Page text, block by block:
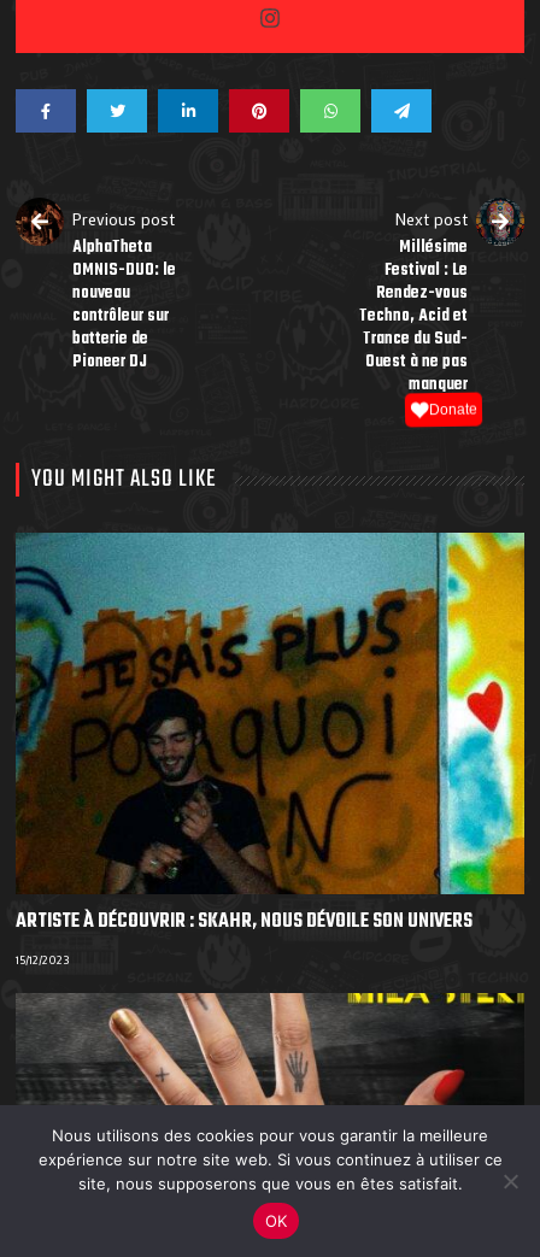
Previous post
AlphaTheta
OMNIS-DUO: le
nouveau
contrôleur sur
batterie de
Pioneer DJ
Next post
Millésime
Festival : Le
Rendez-vous
Techno, Acid et
Trance du Sud-
Ouest à ne pas
manquer
YOU MIGHT ALSO LIKE
ARTISTE À DÉCOUVRIR : SKAHR, NOUS DÉVOILE SON UNIVERS
15/12/2023
Nous utilisons des cookies pour vous garantir la meilleure
expérience sur notre site web. Si vous continuez à utiliser ce
site, nous supposerons que vous en êtes satisfait.
OK
Donate